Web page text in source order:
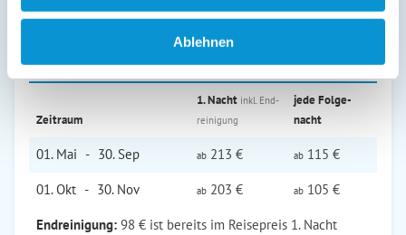
Ablehnen
Preise (pro Nacht in Euro)
2026
Zeitraum
1. Nacht inkl. End­
reinigung
jede Folge­
nacht
01. Mai - 30. Sep ab 213 € ab 115 €
01. Okt - 30. Nov ab 203 € ab 105 €
Endreinigung: 98 € ist bereits im Reisepreis 1. Nacht